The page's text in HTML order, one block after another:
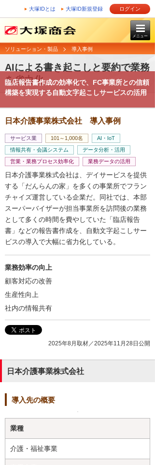
大塚IDとは 大塚ID新規登録 ログイン
メニュー
ソリューション・製品 導入事例
AIによる書き起こしと要約で業務
を省力化
臨店報告書作成の効率化で、FC事業所との信頼
構築を実現する自動文字起こしサービスの活用
日本介護事業株式会社 導入事例
サービス業 101～1,000名
AI・IoT
情報共有・会議システム
データ分析・活用
営業・業務プロセス効率化
業務データの活用
日本介護事業株式会社は、デイサービスを提供
する「だんらんの家」を多くの事業所でフラン
チャイズ運営している企業だ。同社では、本部
スーパーバイザーが担当事業所を訪問後の業務
として多くの時間を費やしていた「臨店報告
書」などの報告書作成を、自動文字起こしサー
ビスの導入で大幅に省力化している。
業務効率の向上
顧客対応の改善
生産性向上
社内の情報共有
2025年8月取材／2025年11月28日公開
日本介護事業株式会社
導入先の概要
業種
介護・福祉事業